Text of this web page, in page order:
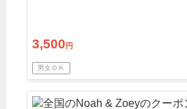
3,500 円
男女ＯＫ